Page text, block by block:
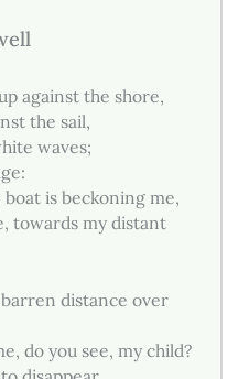
against the shore,
the sail,
waves;
is beckoning me,
towards my distant
distance over
do you see, my child?